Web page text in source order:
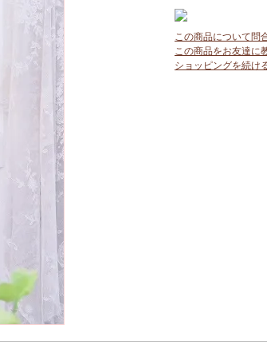
この商品について問
この商品をお友達に
ショッピングを続け